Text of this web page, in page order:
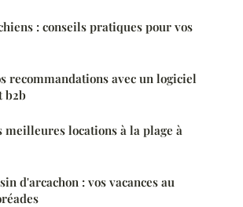
: conseils pratiques pour vos
recommandations avec un logiciel
b2b
meilleures locations à la plage à
d'arcachon : vos vacances au